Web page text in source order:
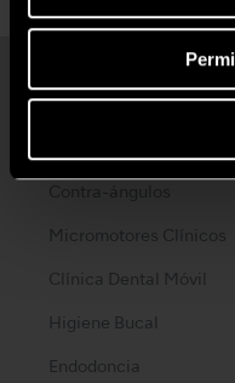
Productos
Contra-ángulos
Micromotores Clínicos
Clínica Dental Móvil
Higiene Bucal
Endodoncia